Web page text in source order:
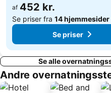
af 452 kr.
Se priser fra 14 hjemmesider
Se priser
Se alle
Andre